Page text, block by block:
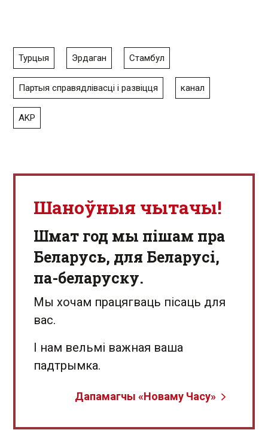
Турцыя Эрдаган Стамбул
Партыя справядлівасці і развіцця канал
AKP
Шаноўныя чытачы!
Шмат год мы пішам пра
Беларусь, для Беларусі,
па-беларуску.
Мы хочам працягваць пісаць для
вас.
І нам вельмі важная ваша
падтрымка.
Дапамагчы «Новаму Часу»